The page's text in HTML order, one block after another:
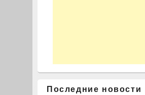
Последние новости